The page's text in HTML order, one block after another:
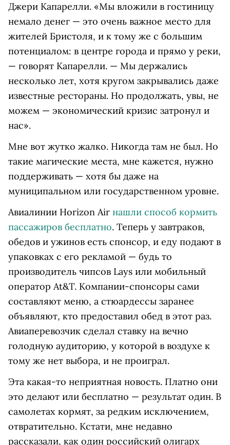
Джери Капарелли. «Мы вложили в гостиницу
немало денег — это очень важное место для
жителей Бристоля, и к тому же с большим
потенциалом: в центре города и прямо у реки,
— говорят Капарелли. — Мы держались
несколько лет, хотя кругом закрывались даже
известные рестораны. Но продолжать, увы, не
можем — экономический кризис затронул и
нас».
Мне вот жутко жалко. Никогда там не был. Но
такие магические места, мне кажется, нужно
поддерживать — хотя бы даже на
муниципальном или государственном уровне.
Авиалинии Horizon Air нашли способ кормить
пассажиров бесплатно. Теперь у завтраков,
обедов и ужинов есть спонсор, и еду подают в
упаковках с его рекламой — будь то
производитель чипсов Lays или мобильный
оператор At&T. Компании-спонсоры сами
составляют меню, а стюардессы заранее
объявляют, кто предоставил обед в этот раз.
Авиаперевозчик сделал ставку на вечно
голодную аудиторию, у которой в воздухе к
тому же нет выбора, и не проиграл.
Эта какая-то неприятная новость. Платно они
это делают или бесплатно — результат один. В
самолетах кормят, за редким исключением,
отвратительно. Кстати, мне недавно
рассказали, как один российский олигарх